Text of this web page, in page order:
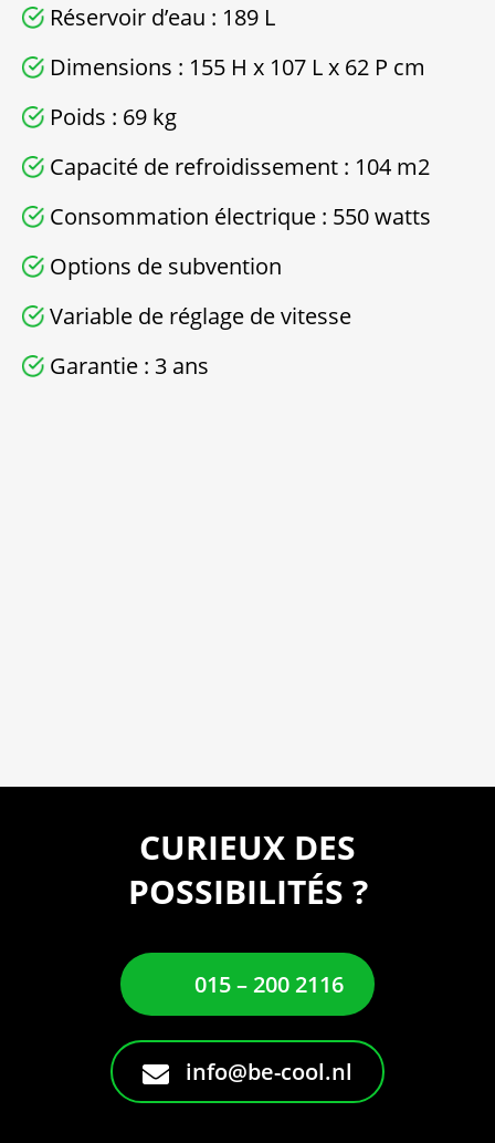
Réservoir d’eau : 189 L
Dimensions : 155 H x 107 L x 62 P cm
Poids : 69 kg
Capacité de refroidissement : 104 m2
Consommation électrique : 550 watts
Options de subvention
Variable de réglage de vitesse
Garantie : 3 ans
CURIEUX DES
POSSIBILITÉS ?
015 – 200 2116
info@be-cool.nl